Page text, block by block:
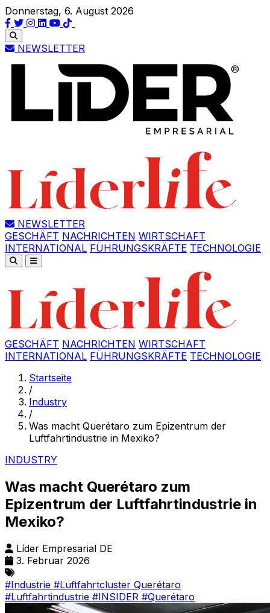
Donnerstag, 6. August 2026
NEWSLETTER
NEWSLETTER
GESCHÄFT NACHRICHTEN WIRTSCHAFT
INTERNATIONAL FÜHRUNGSKRÄFTE TECHNOLOGIE
GESCHÄFT NACHRICHTEN WIRTSCHAFT
INTERNATIONAL FÜHRUNGSKRÄFTE TECHNOLOGIE
Startseite
/
Industry
/
Was macht Querétaro zum Epizentrum der
Luftfahrtindustrie in Mexiko?
INDUSTRY
Was macht Querétaro zum
Epizentrum der Luftfahrtindustrie in
Mexiko?
Líder Empresarial DE
3. Februar 2026
#Industrie #Luftfahrtcluster Querétaro
#Luftfahrtindustrie #INSIDER #Querétaro